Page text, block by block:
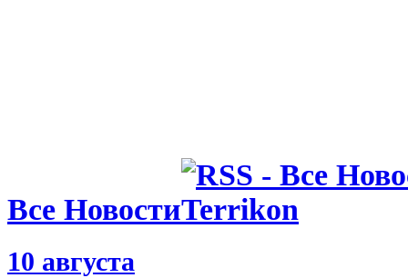
Все Новости
10 августа